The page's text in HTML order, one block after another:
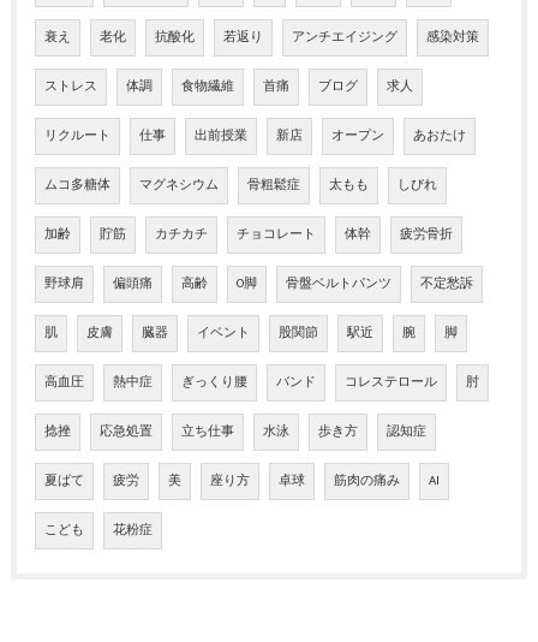
衰え 老化 抗酸化 若返り アンチエイジング 感染対策
ストレス 体調 食物繊維 首痛 ブログ 求人
リクルート 仕事 出前授業 新店 オープン あおたけ
ムコ多糖体 マグネシウム 骨粗鬆症 太もも しびれ
加齢 貯筋 カチカチ チョコレート 体幹 疲労骨折
野球肩 偏頭痛 高齢 O脚 骨盤ベルトパンツ 不定愁訴
肌 皮膚 臓器 イベント 股関節 駅近 腕 脚
高血圧 熱中症 ぎっくり腰 バンド コレステロール 肘
捻挫 応急処置 立ち仕事 水泳 歩き方 認知症
夏ばて 疲労 美 座り方 卓球 筋肉の痛み AI
こども 花粉症